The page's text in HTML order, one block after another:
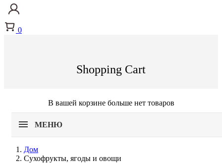
0
Shopping Cart
В вашей корзине больше нет товаров
МЕНЮ
Дом
Сухофрукты, ягоды и овощи